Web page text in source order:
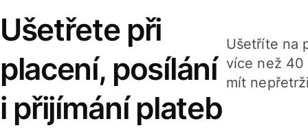
Ušetřete při
placení, posílání
i přijímání plateb
Ušetříte na
více než 40
mít